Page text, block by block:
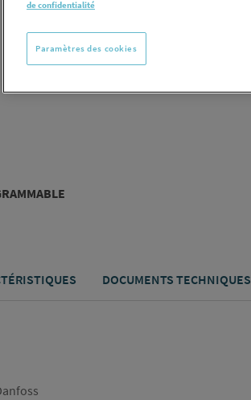
DOCUMENTS TECHNIQUES
de confidentialité
Paramètres des cookies